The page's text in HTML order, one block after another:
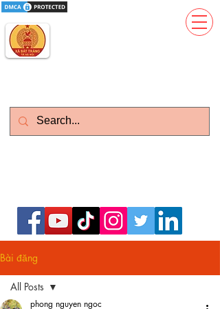
Bài đăng
All Posts
phong nguyen ngoc